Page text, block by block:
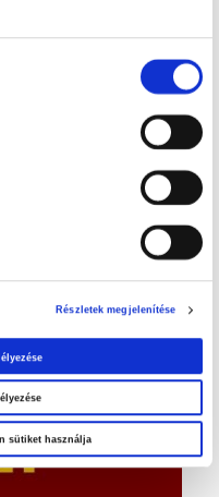
Részletek megjelenítése
sütiket használja